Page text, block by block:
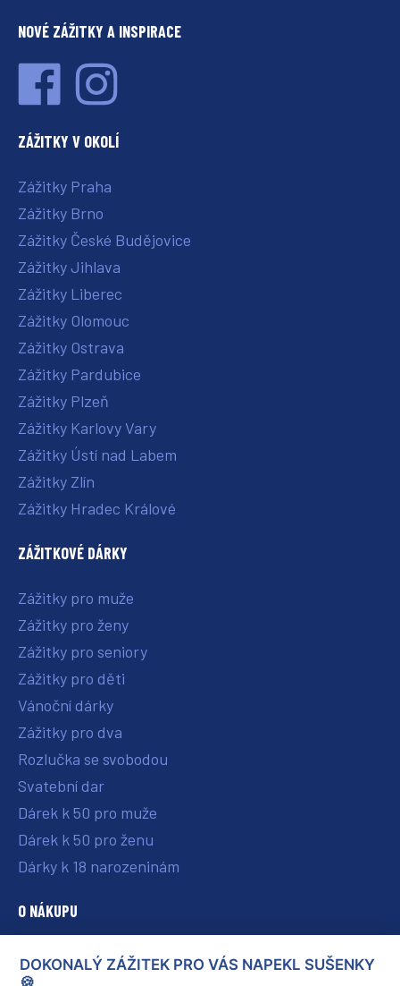
NOVÉ ZÁŽITKY A INSPIRACE
ZÁŽITKY V OKOLÍ
Zážitky Praha
Zážitky Brno
Zážitky České Budějovice
Zážitky Jihlava
Zážitky Liberec
Zážitky Olomouc
Zážitky Ostrava
Zážitky Pardubice
Zážitky Plzeň
Zážitky Karlovy Vary
Zážitky Ústí nad Labem
Zážitky Zlín
Zážitky Hradec Králové
ZÁŽITKOVÉ DÁRKY
Zážitky pro muže
Zážitky pro ženy
Zážitky pro seniory
Zážitky pro děti
Vánoční dárky
Zážitky pro dva
Rozlučka se svobodou
Svatební dar
Dárek k 50 pro muže
Dárek k 50 pro ženu
Dárky k 18 narozeninám
O NÁKUPU
O nás
DOKONALÝ ZÁŽITEK PRO VÁS NAPEKL SUŠENKY
🍪